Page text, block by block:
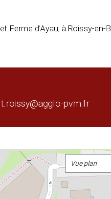
d’Ayau, à Roissy-en-
pvm.fr